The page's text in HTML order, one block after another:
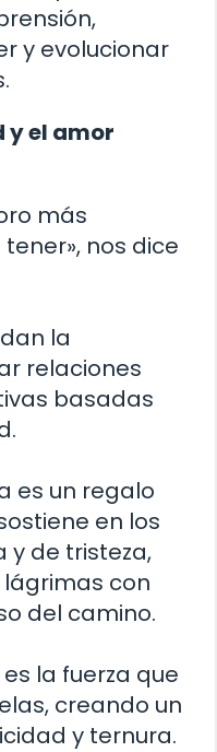
y evolucionar
y el amor
más
nos dice
la
relaciones
basadas
es un regalo
en los
de tristeza,
con
del camino.
la fuerza que
creando un
y ternura.